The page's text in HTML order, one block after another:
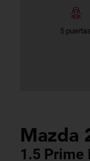
5 puertas
Mazda
1.5 Prime